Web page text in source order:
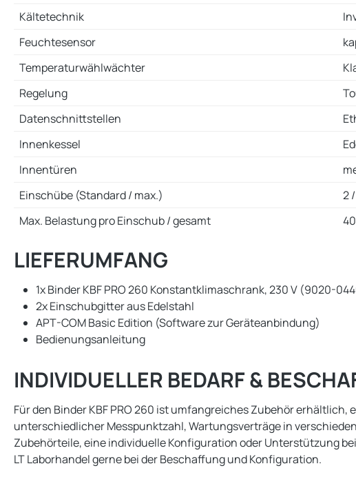
Kältetechnik
Feuchtesensor
Temperaturwählwächter
Regelung
Datenschnittstellen
Innenkessel
Innentüren
Einschübe (Standard / max.)
2
Max. Belastung pro Einschub / gesamt
LIEFERUMFANG
1x Binder KBF PRO 260 Konstantklimaschrank, 230 V (9020-
2x Einschubgitter aus Edelstahl
APT-COM Basic Edition (Software zur Geräteanbindung)
Bedienungsanleitung
INDIVIDUELLER BEDARF &
Für den Binder KBF PRO 260 ist umfangreiches Zubehör
unterschiedlicher Messpunktzahl, Wartungsverträge in
Zubehörteile, eine individuelle Konfiguration oder Unterstützung
LT Laborhandel gerne bei der Beschaffung und Konfiguration.